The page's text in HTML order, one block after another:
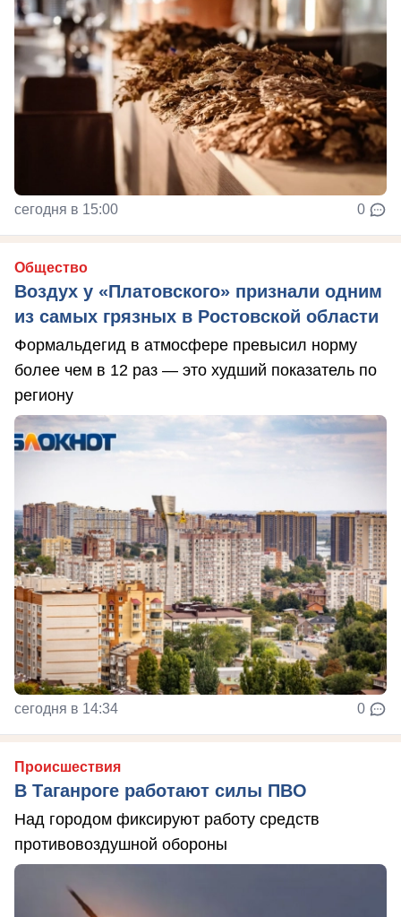
сегодня в 15:00 0
Общество
Воздух у «Платовского» признали одним
из самых грязных в Ростовской области
Формальдегид в атмосфере превысил норму
более чем в 12 раз — это худший показатель по
региону
сегодня в 14:34 0
Происшествия
В Таганроге работают силы ПВО
Над городом фиксируют работу средств
противовоздушной обороны